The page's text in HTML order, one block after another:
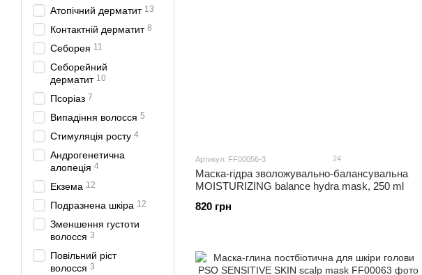
Артикул: FF00056-3 24
Маска-гідра зволожувально-балансувальна
MOISTURIZING balance hydra mask, 250 ml
820 грн
Атопічний дерматит 13
Контактній дерматит 8
Себорея 11
Себорейний
дерматит 10
Псоріаз 7
Випадіння волосся 5
Стимуляція росту 4
Андрогенетична
алопеція 4
Екзема 12
Подразнена шкіра 12
Зменшення густоти
волосся 3
Повільний ріст
волосся 3